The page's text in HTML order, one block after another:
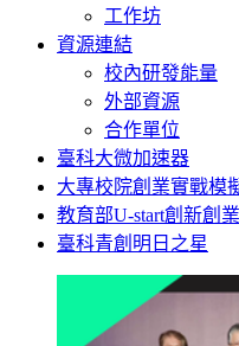
工作坊
資源連結
校內研發能量
外部資源
合作單位
臺科大微加速器
大專校院創業實戰模
教育部U-start創新創
臺科青創明日之星